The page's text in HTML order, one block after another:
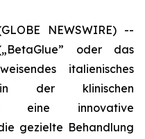
NEWSWIRE) --
oder das
italienisches
in der klinischen
eine innovative
gezielte Behandlung